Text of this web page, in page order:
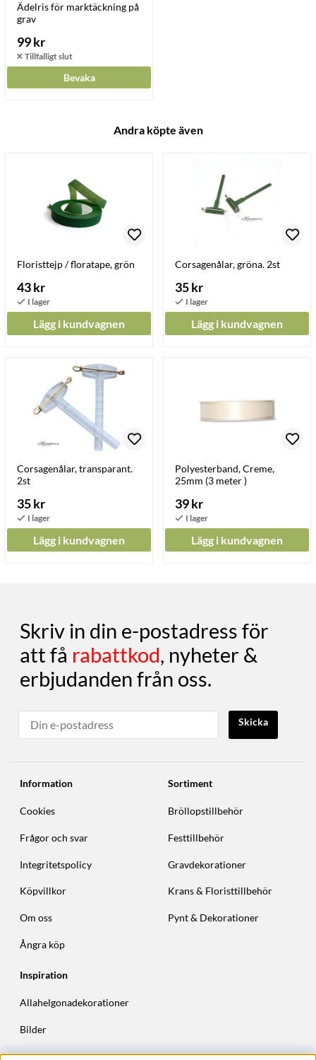
Ädelris för marktäckning på
grav
99 kr
Bevaka
Andra köpte även
Floristtejp / floratape, grön
43 kr
Lägg i kundvagnen
Corsagenålar, gröna. 2st
35 kr
Lägg i kundvagnen
Corsagenålar, transparant.
2st
35 kr
Lägg i kundvagnen
Polyesterband, Creme,
25mm (3 meter )
39 kr
Lägg i kundvagnen
Skriv in din e-postadress för
att få rabattkod, nyheter &
erbjudanden från oss.
Skicka
Information
Cookies
Frågor och svar
Integritetspolicy
Köpvillkor
Om oss
Ångra köp
Sortiment
Bröllopstillbehör
Festtillbehör
Gravdekorationer
Krans & Floristtillbehör
Pynt & Dekorationer
Inspiration
Allahelgonadekorationer
Bilder
Höstkransar